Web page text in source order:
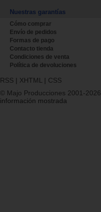
Nuestras garantías
Cómo comprar
Envío de pedidos
Formas de pago
Contacto tienda
Condiciones de venta
Política de devoluciones
RSS | XHTML | CSS
© Majo Producciones 2001-2026
información mostrada